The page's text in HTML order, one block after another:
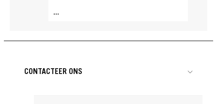
...
CONTACTEER ONS